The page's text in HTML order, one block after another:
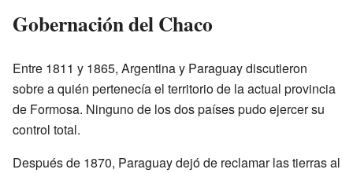
Gobernación del Chaco
Entre 1811 y 1865, Argentina y Paraguay discutieron
sobre a quién pertenecía el territorio de la actual provincia
de Formosa. Ninguno de los dos países pudo ejercer su
control total.
Después de 1870, Paraguay dejó de reclamar las tierras al